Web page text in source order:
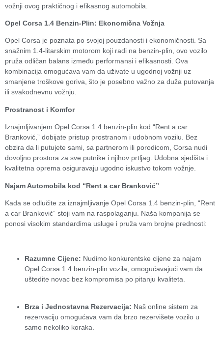
vožnji ovog praktičnog i efikasnog automobila.
Opel Corsa 1.4 Benzin-Plin: Ekonomična Vožnja
Opel Corsa je poznata po svojoj pouzdanosti i ekonomičnosti. Sa
snažnim 1.4-litarskim motorom koji radi na benzin-plin, ovo vozilo
pruža odličan balans između performansi i efikasnosti. Ova
kombinacija omogućava vam da uživate u ugodnoj vožnji uz
smanjene troškove goriva, što je posebno važno za duža putovanja
ili svakodnevnu vožnju.
Prostranost i Komfor
Iznajmljivanjem Opel Corsa 1.4 benzin-plin kod “Rent a car
Branković,” dobijate pristup prostranom i udobnom vozilu. Bez
obzira da li putujete sami, sa partnerom ili porodicom, Corsa nudi
dovoljno prostora za sve putnike i njihov prtljag. Udobna sjedišta i
kvalitetna oprema osiguravaju ugodno iskustvo tokom vožnje.
Najam Automobila kod “Rent a car Branković”
Kada se odlučite za iznajmljivanje Opel Corsa 1.4 benzin-plin, “Rent
a car Branković” stoji vam na raspolaganju. Naša kompanija se
ponosi visokim standardima usluge i pruža vam brojne prednosti:
Razumne Cijene: Nudimo konkurentske cijene za najam
Opel Corsa 1.4 benzin-plin vozila, omogućavajući vam da
uštedite novac bez kompromisa po pitanju kvaliteta.
Brza i Jednostavna Rezervacija: Naš online sistem za
rezervaciju omogućava vam da brzo rezervišete vozilo u
samo nekoliko koraka.